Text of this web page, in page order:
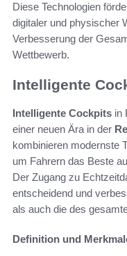
Diese Technologien
digitaler und physischer
Verbesserung der
Wettbewerb.
Intelligente
Intelligente Cockpits in
einer neuen Ära in der
kombinieren modernste
um Fahrern das Beste
Der Zugang zu
entscheidend und
als auch die des
Definition und